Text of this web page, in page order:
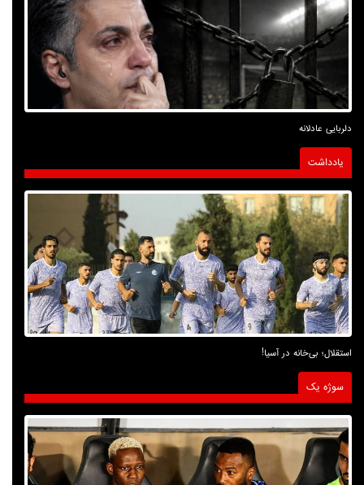
دلربایی عادلانه
یادداشت
استقلال؛ بی‌خانه در آسیا!
سوژه یک